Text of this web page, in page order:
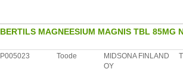
Annustamine: 4 tabletti päevas ( 2 tabletti 2 korda
Hoiatused: toidulisand ei asenda mitmekülgset ja
tarbimiseks soovitatavat kogust! Hoida lastele
BERTILS MAGNEESIUM MAGNIS TBL 85MG
P005023 Toode
MIDSONA FINLAND
OY